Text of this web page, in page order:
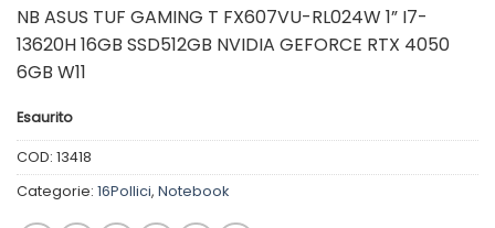
NB ASUS TUF GAMING T FX607VU-RL024W 1” I7-
13620H 16GB SSD512GB NVIDIA GEFORCE RTX 4050
6GB W11
Esaurito
COD: 13418
Categorie: 16Pollici, Notebook